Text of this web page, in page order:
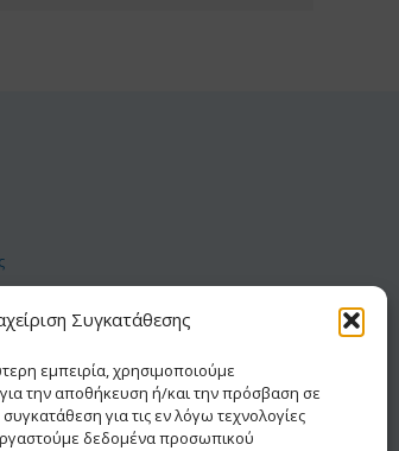
Συγκατάθεσης
εμπειρία, χρησιμοποιούμε
την αποθήκευση ή/και την πρόσβαση σε
για τις εν λόγω τεχνολογίες
δεδομένα προσωπικού